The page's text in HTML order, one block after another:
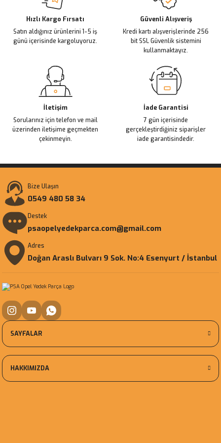
Ürün bilgilerinde hatalar bulunuyor.
Ürün fiyatı diğer sitelerden daha pahalı.
Bu ürüne benzer farklı alternatifler olmalı.
Hızlı Kargo Fırsatı
Satın aldığınız ürünlerini 1-5 iş
günü içerisinde kargoluyoruz.
Güvenli Alışveriş
Kredi kartı alışverişlerinde 256
bit SSL Güvenlik sistemini
kullanmaktayız.
İletişim
Sorularınız için telefon ve mail
üzerinden iletişime geçmekten
çekinmeyin.
İade Garantisi
7 gün içerisinde
gerçekleştirdiğiniz siparişler
iade garantisindedir.
Bize Ulaşın
0549 480 58 34
Destek
psaopelyedekparca.com@gmail.com
Adres
Doğan Araslı Bulvarı 9 Sok. No:4 Esenyurt / İstanbul
SAYFALAR
HAKKIMIZDA